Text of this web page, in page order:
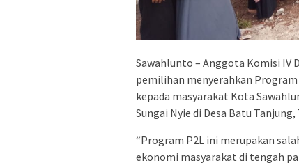
Sawahlunto – Anggota Komisi IV
pemilihan menyerahkan
kepada masyarakat Kota
Sungai Nyie di Desa Batu
“Program P2L ini merupakan
ekonomi masyarakat di tengah